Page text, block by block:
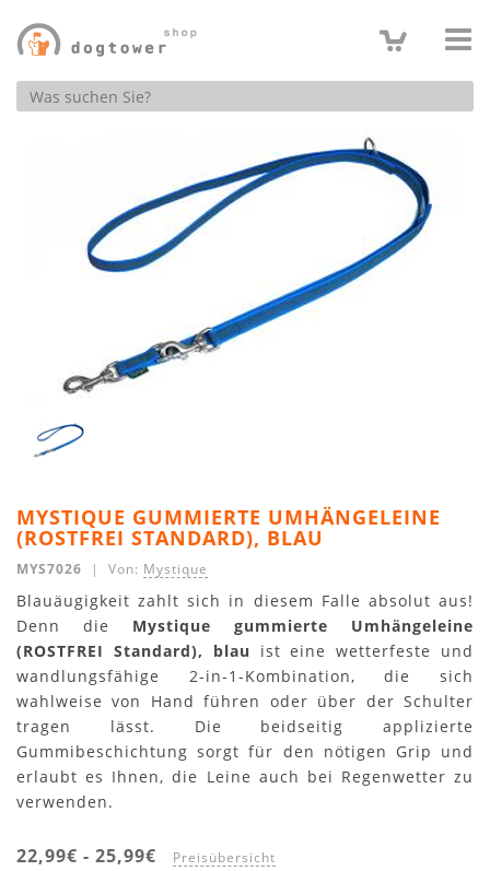
Produktsuche
MYSTIQUE GUMMIERTE UMHÄNGELEINE
(ROSTFREI STANDARD), BLAU
MYS7026 | Von: Mystique
Blauäugigkeit zahlt sich in diesem Falle absolut aus!
Denn die Mystique gummierte Umhängeleine
(ROSTFREI Standard), blau ist eine wetterfeste und
wandlungsfähige 2-in-1-Kombination, die sich
wahlweise von Hand führen oder über der Schulter
tragen lässt. Die beidseitig applizierte
Gummibeschichtung sorgt für den nötigen Grip und
erlaubt es Ihnen, die Leine auch bei Regenwetter zu
verwenden.
22,99€ - 25,99€ Preisübersicht